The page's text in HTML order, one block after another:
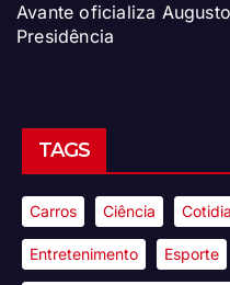
Avante oficializa
Presidência
TAGS
Carros Ciência
Entretenimento Esporte